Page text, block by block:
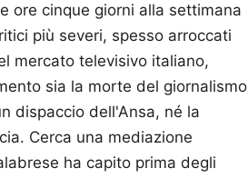
ore cinque giorni alla settimana
più severi, spesso arroccati
mercato televisivo italiano,
sia la morte del giornalismo
dispaccio dell'Ansa, né la
Cerca una mediazione
ha capito prima degli